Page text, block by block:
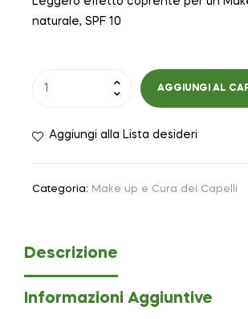
naturale, SPF 10
AGGIUNGI AL
Aggiungi alla Lista desideri
Categoria: Make up e Cura dei Capelli
Descrizione
Informazioni Aggiuntive